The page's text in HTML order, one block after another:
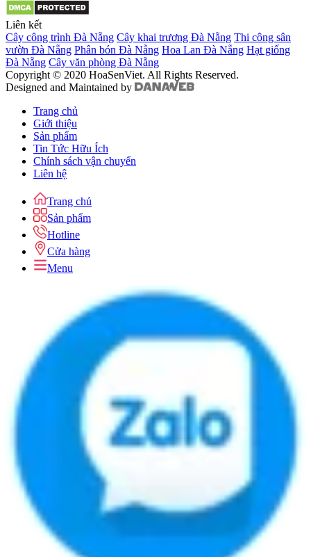
Liên kết
Cây công trình Đà Nẵng Cây khai trương Đà Nẵng Thi công sân
vườn Đà Nẵng Phân bón Đà Nẵng Hoa Lan Đà Nẵng Hạt giống
Đà Nẵng Cây văn phòng Đà Nẵng
Copyright © 2020 HoaSenViet. All Rights Reserved.
Designed and Maintained by
Trang chủ
Giới thiệu
Sản phẩm
Tin Tức Hữu Ích
Chính sách vận chuyển
Liên hệ
Trang chủ
Sản phẩm
Hotline
Cửa hàng
Menu